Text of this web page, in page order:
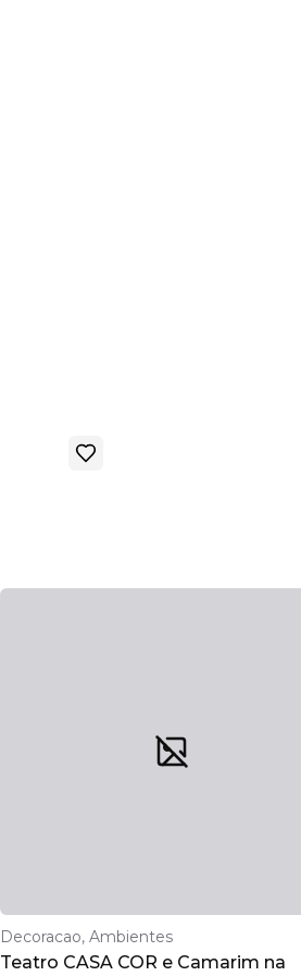
Decoracao, Ambientes
Teatro CASA COR e Camarim na